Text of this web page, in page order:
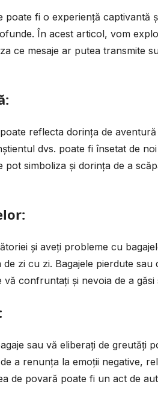
poate fi o experiență captivantă
În acest articol, vom
ce mesaje ar putea transmite
reflecta dorința de
dvs. poate fi însetat de
pot simboliza și dorința de a
și aveți probleme cu
zi cu zi. Bagajele pierdute
confruntați și nevoia de a găsi
sau vă eliberați de greutăți
a renunța la emoții negative,
de povară poate fi un act de